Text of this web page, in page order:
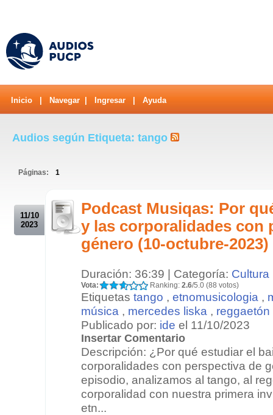
Inicio Navegar Ingresar Ayuda
Audios según Etiqueta: tango
Páginas: 1
11/10
2023
Podcast Musiqas: Por
y las corporalidades con
género (10-octubre-2023)
Duración: 36:39 | Categoría: Cultura
Vota: Ranking: 2.6/5.0 (88 votos)
Etiquetas tango , etnomusicologia ,
música , mercedes liska , reggaetón
Publicado por: ide el 11/10/2023
Insertar Comentario
Descripción: ¿Por qué estudiar el
corporalidades con perspectiva de
episodio, analizamos al tango, al
corporalidad con nuestra primera
etn...